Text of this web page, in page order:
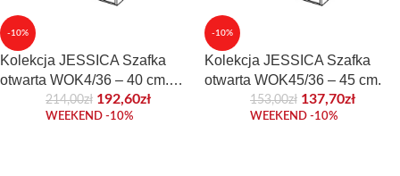
-10%
Kolekcja JESSICA Szafka
otwarta WOK4/36 – 40 cm.
Front laminowany
214,00zł 192,60zł
WEEKEND -10%
-10%
Kolekcja JESSICA Szafka
otwarta WOK45/36 – 45 cm.
153,00zł 137,70zł
WEEKEND -10%